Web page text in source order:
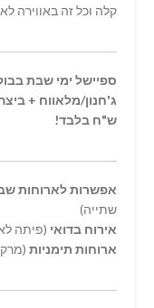
קלה וכל זה באווירה
ספיישל ימי שבת
ש"ח בלבד!
אפשרות לארוחות
שתייה)
אירוח בדואי (פיתה
ארוחות תימניות